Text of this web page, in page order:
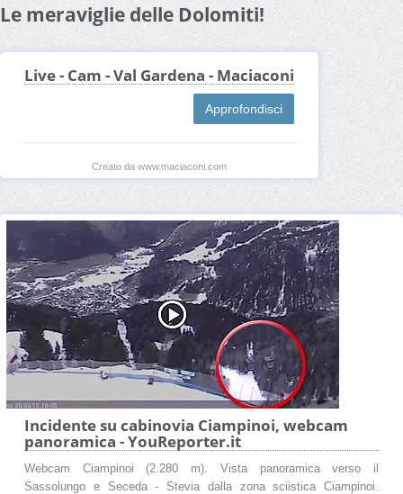
Le meraviglie delle Dolomiti!
Live - Cam - Val Gardena - Maciaconi
Approfondisci
Creato da www.maciaconi.com
Incidente su cabinovia Ciampinoi, webcam
panoramica - YouReporter.it
Webcam Ciampinoi (2.280 m). Vista panoramica verso il
Sassolungo e Seceda - Stevia dalla zona sciistica Ciampinoi.